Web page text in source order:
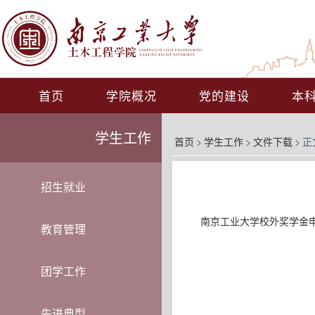
首页 学院概况 党的建设 本
学生工作
招生就业
教育管理
团学工作
首页 > 学生工作 > 文件下载 > 正
南京工业大学校外奖学金